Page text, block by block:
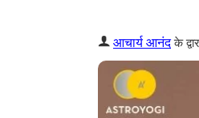
आचार्य आनंदके